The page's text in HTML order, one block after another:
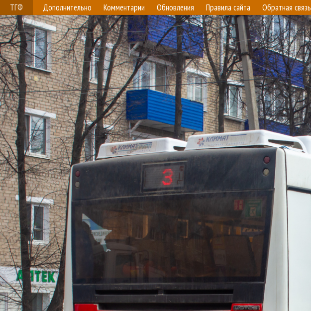
ТГФ Дополнительно Комментарии Обновления Правила сайта Обратная связь